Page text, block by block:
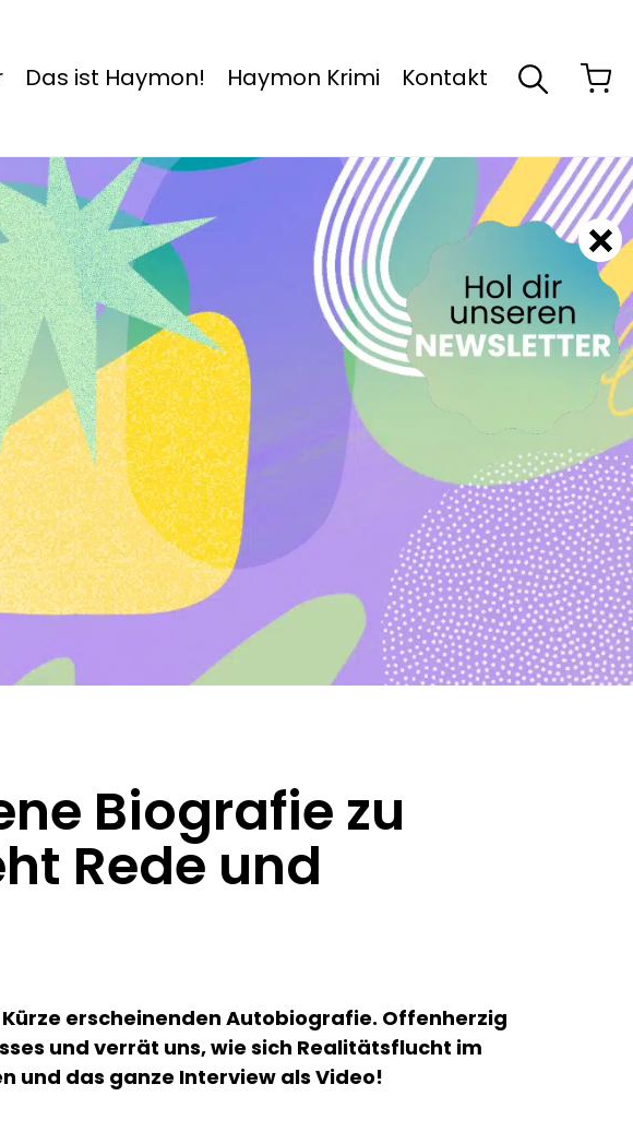
Das ist Haymon! Haymon Krimi Kontakt
Biografie zu
Rede und
erscheinenden Autobiografie. Offenherzig
und verrät uns, wie sich Realitätsflucht im
und das ganze Interview als Video!